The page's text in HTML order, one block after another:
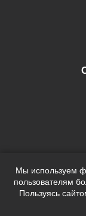
Мы используем
пользователям
Пользуясь